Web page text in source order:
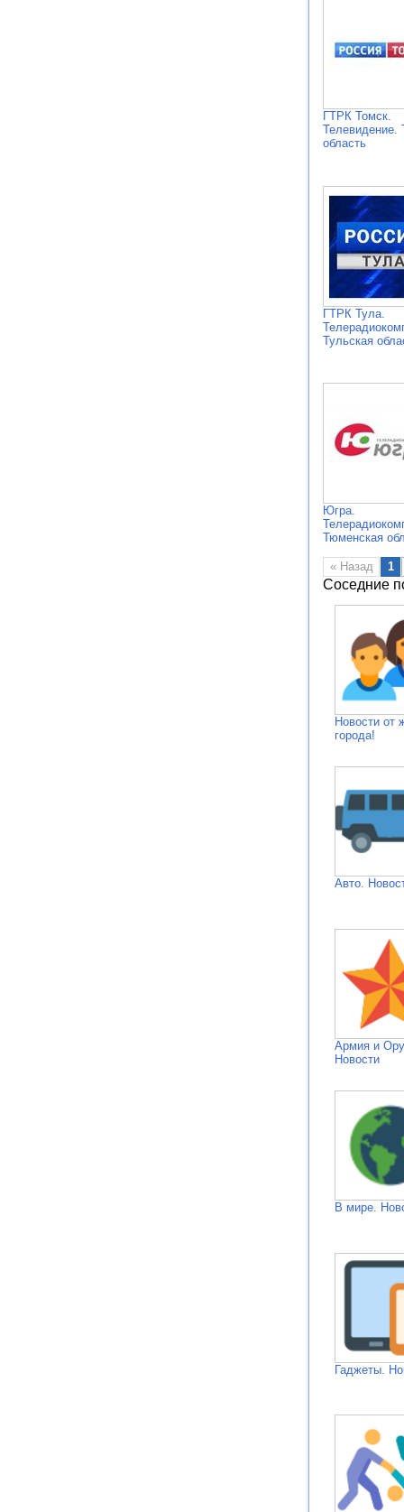
ГТРК Томск.
Телевидение.
область
ГТРК Тула.
Тульская
Югра.
Тюменская
« Назад 1
Соседние
Новости от
города!
Авто.
Армия и
Новости
В мире.
Гаджеты.